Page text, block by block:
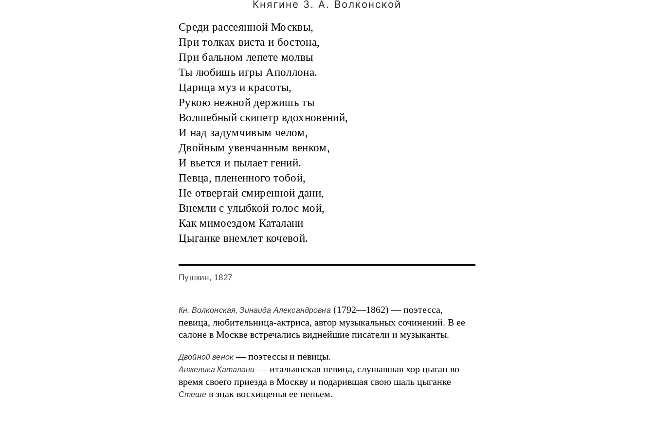
Княгине З. А. Волконской
Среди рассеянной Москвы,
При толках виста и бостона,
При бальном лепете молвы
Ты любишь игры Аполлона.
Царица муз и красоты,
Рукою нежной держишь ты
Волшебный скипетр вдохновений,
И над задумчивым челом,
Двойным увенчанным венком,
И вьется и пылает гений.
Певца, плененного тобой,
Не отвергай смиренной дани,
Внемли с улыбкой голос мой,
Как мимоездом Каталани
Цыганке внемлет кочевой.
Пушкин, 1827
Кн. Волконская, Зинаида Александровна (1792—1862) — поэтесса,
певица, любительница-актриса, автор музыкальных сочинений. В ее
салоне в Москве встречались виднейшие писатели и музыканты.
Двойной венок — поэтессы и певицы.
Анжелика Каталани — итальянская певица, слушавшая хор цыган во
время своего приезда в Москву и подарившая свою шаль цыганке
Стешев знак восхищенья ее пеньем.